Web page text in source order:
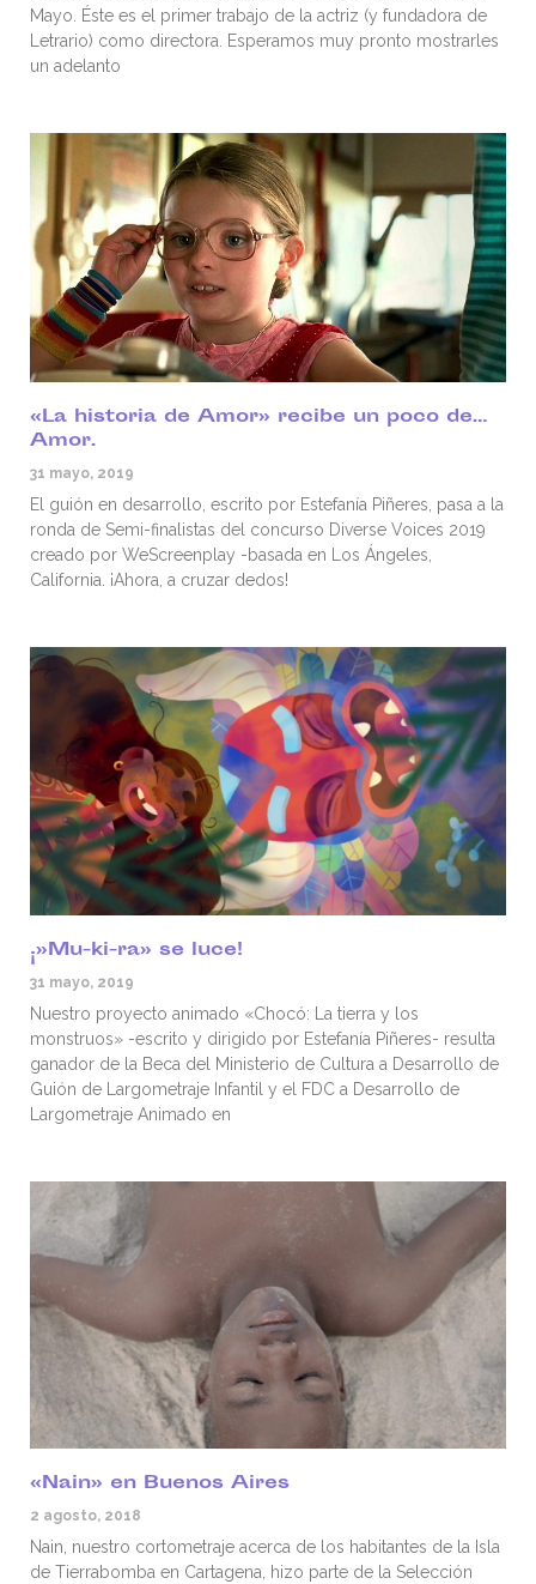
Mayo. Éste es el primer trabajo de la actriz (y fundadora de
Letrario) como directora. Esperamos muy pronto mostrarles
un adelanto
«La historia de Amor» recibe un poco de…
Amor.
31 mayo, 2019
El guión en desarrollo, escrito por Estefanía Piñeres, pasa a la
ronda de Semi-finalistas del concurso Diverse Voices 2019
creado por WeScreenplay -basada en Los Ángeles,
California. ¡Ahora, a cruzar dedos!
¡»Mu-ki-ra» se luce!
31 mayo, 2019
Nuestro proyecto animado «Chocó: La tierra y los
monstruos» -escrito y dirigido por Estefanía Piñeres- resulta
ganador de la Beca del Ministerio de Cultura a Desarrollo de
Guión de Largometraje Infantil y el FDC a Desarrollo de
Largometraje Animado en
«Nain» en Buenos Aires
2 agosto, 2018
Nain, nuestro cortometraje acerca de los habitantes de la Isla
de Tierrabomba en Cartagena, hizo parte de la Selección